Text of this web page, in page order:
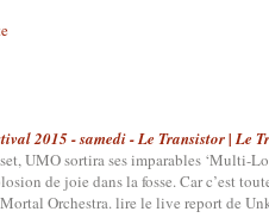
2015 - samedi - Le Transistor | Le
UMO sortira ses imparables ‘Multi-
de joie dans la fosse. Car c’est
Orchestra. lire le live report de